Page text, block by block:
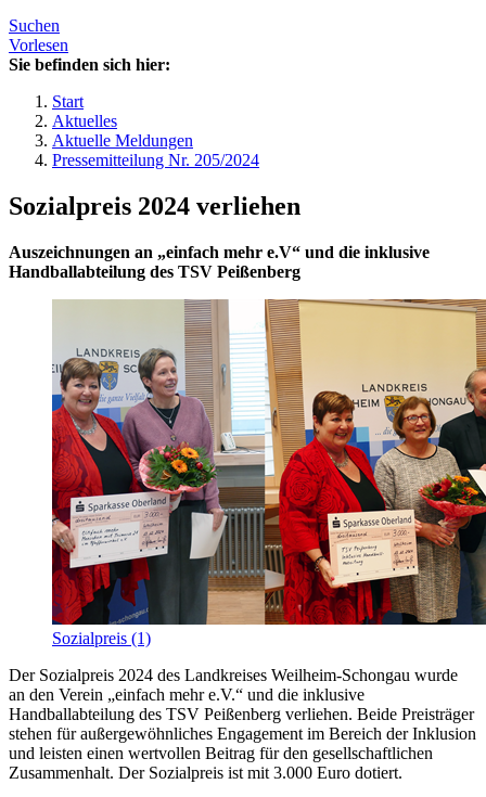
Suchen
Vorlesen
Sie befinden sich hier:
Start
Aktuelles
Aktuelle Meldungen
Pressemitteilung Nr. 205/2024
Sozialpreis 2024 verliehen
Auszeichnungen an „einfach mehr e.V“ und die inklusive
Handballabteilung des TSV Peißenberg
Sozialpreis (1)
Der Sozialpreis 2024 des Landkreises Weilheim-Schongau wurde
an den Verein „einfach mehr e.V.“ und die inklusive
Handballabteilung des TSV Peißenberg verliehen. Beide Preisträger
stehen für außergewöhnliches Engagement im Bereich der Inklusion
und leisten einen wertvollen Beitrag für den gesellschaftlichen
Zusammenhalt. Der Sozialpreis ist mit 3.000 Euro dotiert.